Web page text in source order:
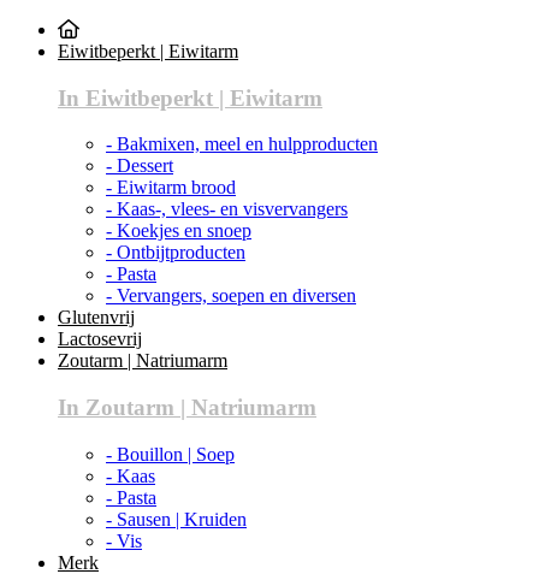
Eiwitbeperkt | Eiwitarm
In Eiwitbeperkt | Eiwitarm
- Bakmixen, meel en hulpproducten
- Dessert
- Eiwitarm brood
- Kaas-, vlees- en visvervangers
- Koekjes en snoep
- Ontbijtproducten
- Pasta
- Vervangers, soepen en diversen
Glutenvrij
Lactosevrij
Zoutarm | Natriumarm
In Zoutarm | Natriumarm
- Bouillon | Soep
- Kaas
- Pasta
- Sausen | Kruiden
- Vis
Merk